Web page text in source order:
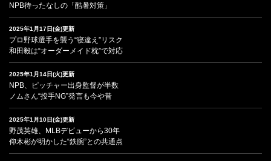
NPB待ったなしの「酷暑対策」
2025年1月17日(金)更新
プロ野球選手を襲う“寝違え”リスク
和田毅は“オーダーメイド枕”で対応
2025年1月14日(火)更新
NPB、ピッチャー出身監督が半数
ノムさん“投手NG”発言も今や昔
2025年1月10日(金)更新
野茂英雄、MLBデビューから30年
仰木彬が明かした“鉄腕”との共通点